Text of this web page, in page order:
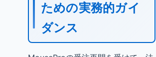
ための実務的ガイ
ダンス